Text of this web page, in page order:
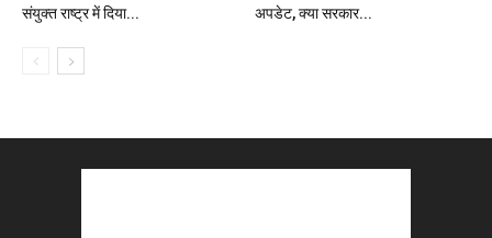
संयुक्त राष्ट्र में दिया...
अपडेट, क्या सरकार...